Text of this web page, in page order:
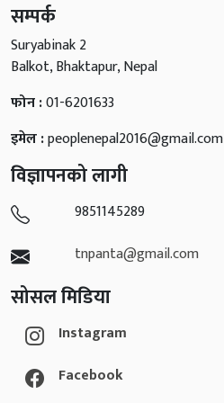
सम्पर्क
Suryabinak 2
Balkot, Bhaktapur, Nepal
फोन :01-6201633
इमेल :peoplenepal2016@gmail.com
विज्ञापनको लागी
9851145289
tnpanta@gmail.com
सोसल मिडिया
Instagram
Facebook